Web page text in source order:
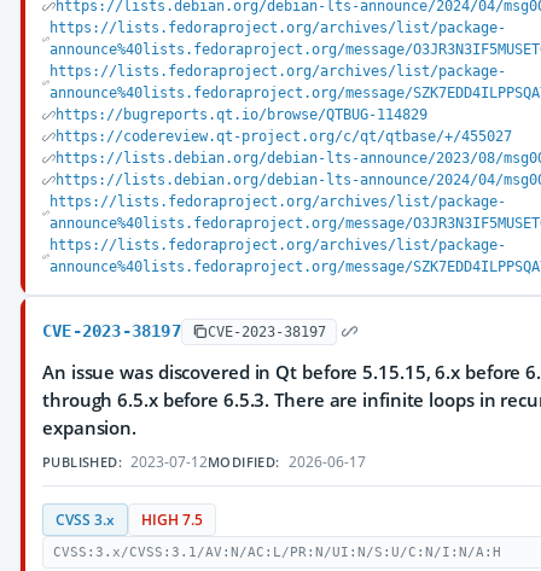
https://lists.debian.org/debian-lts-announce/2024/04/
https://lists.fedoraproject.org/archives/list/package-
announce%40lists.fedoraproject.org/message/
https://lists.fedoraproject.org/archives/list/package-
announce%40lists.fedoraproject.org/message/
https://bugreports.qt.io/browse/QTBUG-114829
https://codereview.qt-project.org/c/qt/qtbase/+/455027
https://lists.debian.org/debian-lts-announce/2023/08/
https://lists.debian.org/debian-lts-announce/2024/04/
https://lists.fedoraproject.org/archives/list/package-
announce%40lists.fedoraproject.org/message/
https://lists.fedoraproject.org/archives/list/package-
announce%40lists.fedoraproject.org/message/
CVE-2023-38197 CVE-2023-38197
An issue was discovered in Qt before 5.15.15, 6.x before
through 6.5.x before 6.5.3. There are infinite loops in
expansion.
PUBLISHED: 2023-07-12MODIFIED: 2026-06-17
CVSS 3.x HIGH 7.5
CVSS:3.x/CVSS:3.1/AV:N/AC:L/PR:N/UI:N/S:U/C:N/I:N/A:H